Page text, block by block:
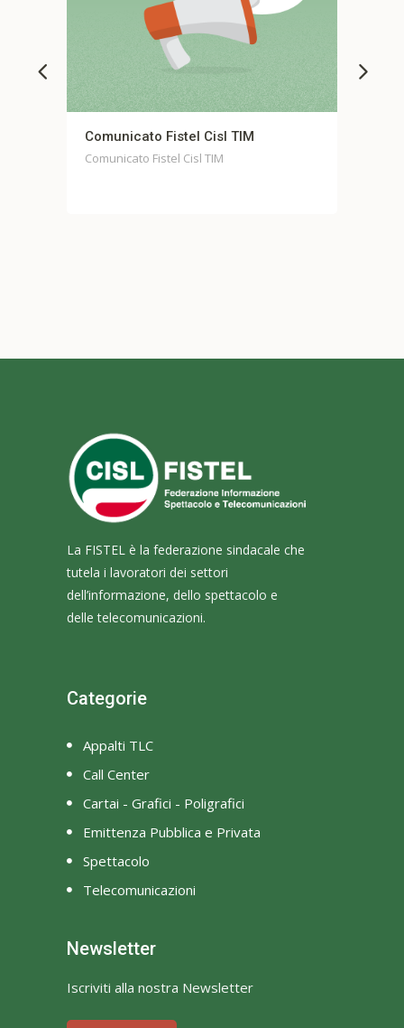
Fistel Cisl TIM
Comunicato stampa
La FISTEL è la federazione sindacale che
tutela i lavoratori dei settori
dell’informazione, dello spettacolo e
delle telecomunicazioni.
Categorie
Appalti TLC
Call Center
Cartai - Grafici - Poligrafici
Emittenza Pubblica e Privata
Spettacolo
Telecomunicazioni
Newsletter
Iscriviti alla nostra Newsletter